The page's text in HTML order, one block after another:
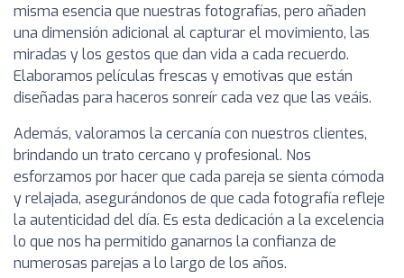
misma esencia que nuestras fotografías, pero añaden
una dimensión adicional al capturar el movimiento, las
miradas y los gestos que dan vida a cada recuerdo.
Elaboramos películas frescas y emotivas que están
diseñadas para haceros sonreír cada vez que las veáis.
Además, valoramos la cercanía con nuestros clientes,
brindando un trato cercano y profesional. Nos
esforzamos por hacer que cada pareja se sienta cómoda
y relajada, asegurándonos de que cada fotografía refleje
la autenticidad del día. Es esta dedicación a la excelencia
lo que nos ha permitido ganarnos la confianza de
numerosas parejas a lo largo de los años.